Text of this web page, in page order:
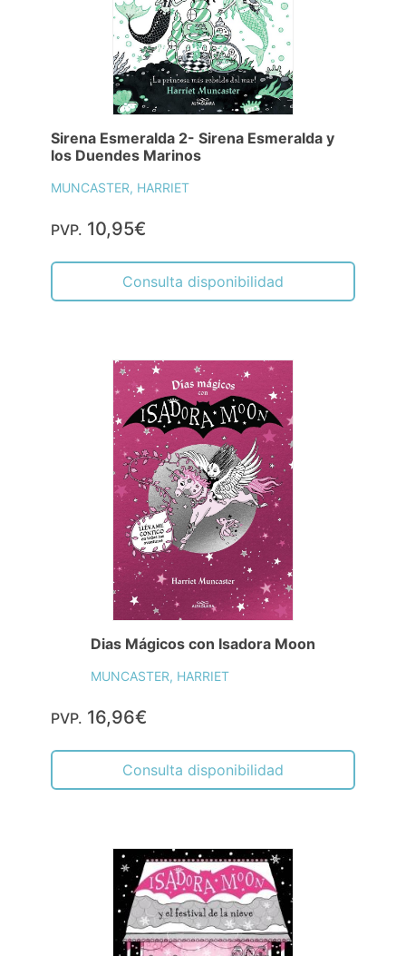
Sirena Esmeralda 2- Sirena Esmeralda y
los Duendes Marinos
MUNCASTER, HARRIET
PVP. 10,95€
Consulta disponibilidad
Dias Mágicos con Isadora Moon
MUNCASTER, HARRIET
PVP. 16,96€
Consulta disponibilidad